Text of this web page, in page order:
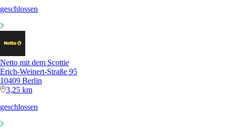
geschlossen
Netto mit dem Scottie
Erich-Weinert-Straße 95
10409 Berlin
3,25 km
geschlossen